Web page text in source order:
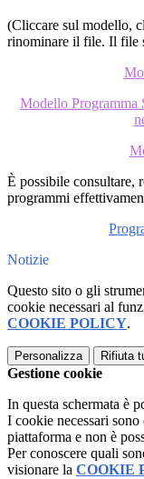
(Cliccare sul modello,
rinominare il file. Il file
Modello Programma
È possibile consultare,
programmi
Notizie
Questo sito o gli
cookie necessari al
COOKIE POLICY.
Personalizza Rifiuta
Gestione cookie
In questa schermata è
I cookie necessari
piattaforma e non è
Per conoscere quali
visionare la COOKIE